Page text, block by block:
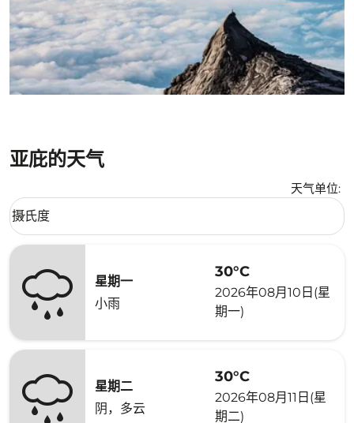
亚庇的天气
天气单位:
Weather unit option 摄氏度 Selected
摄氏度
keyboard_arrow_down
星期一
小雨
30°C
2026年08月10日(星
期一)
星期二
阴，多云
30°C
2026年08月11日(星
期二)